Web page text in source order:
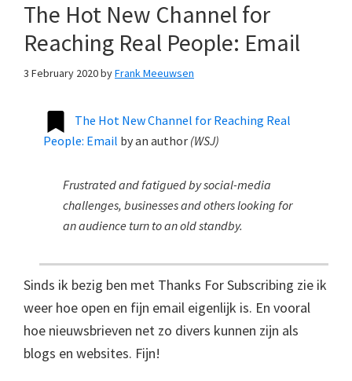
The Hot New Channel for
Reaching Real People: Email
3 February 2020byFrank Meeuwsen
The Hot New Channel for Reaching Real
People: Email byan author (WSJ)
Frustrated and fatigued by social-media
challenges, businesses and others looking for
an audience turn to an old standby.
Sinds ik bezig ben met Thanks For Subscribing zie ik
weer hoe open en fijn email eigenlijk is. En vooral
hoe nieuwsbrieven net zo divers kunnen zijn als
blogs en websites. Fijn!